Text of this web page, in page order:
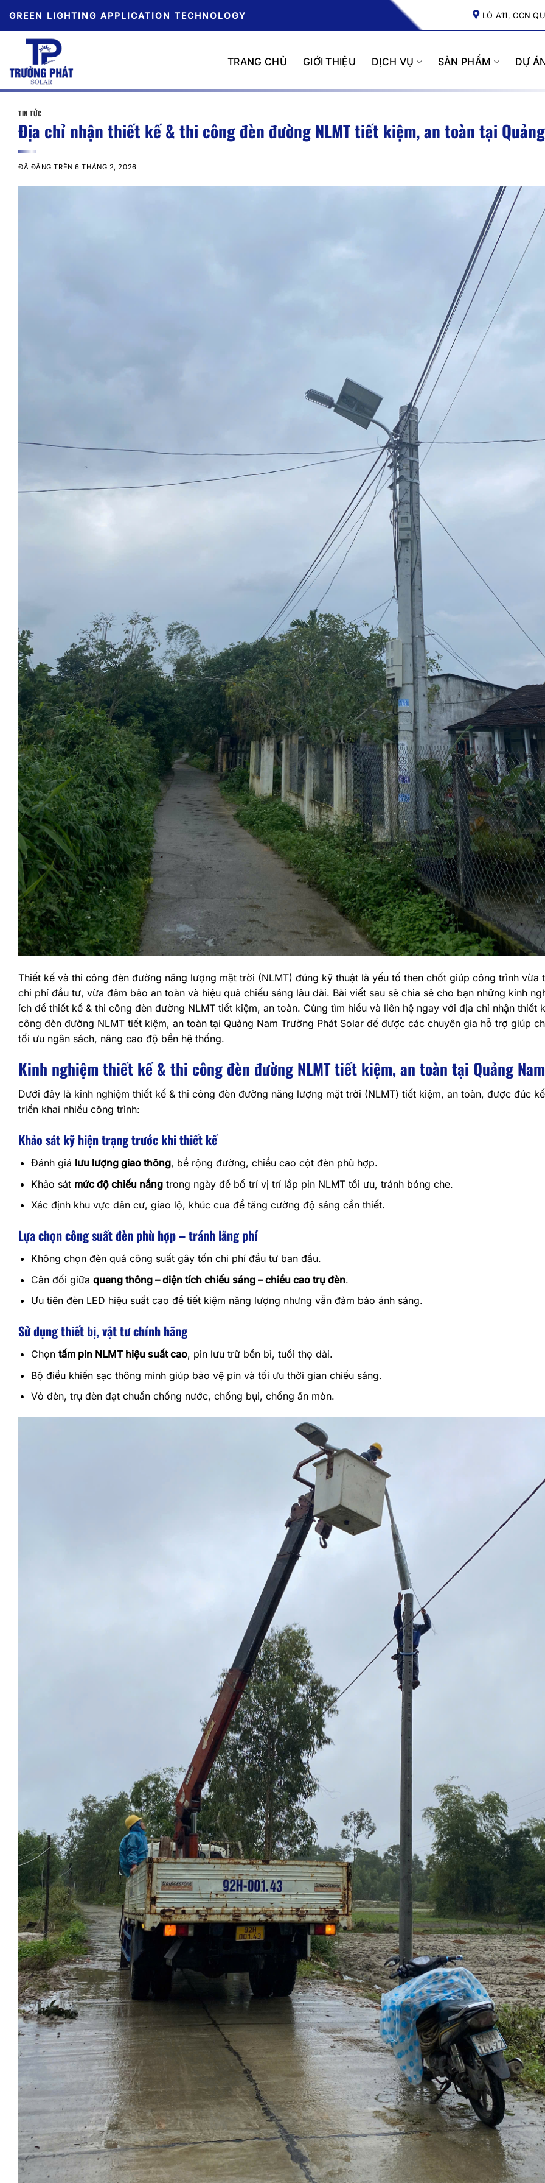
đến
GREEN LIGHTING APPLICATION TECHNOLOGY LÔ A11, CCN
TRANG CHỦ GIỚI THIỆU DỊCH VỤ SẢN PHẨM DỰ
TIN TỨC
Địa chỉ nhận thiết kế & thi công đèn đường NLMT tiết kiệm, an toàn tại
ĐÃ ĐĂNG TRÊN6 THÁNG 2, 2026
Thiết kế và thi công đèn đường năng lượng mặt trời (NLMT) đúng kỹ thuật là yếu tố then chốt giúp công trình vừa
chi phí đầu tư, vừa đảm bảo an toàn và hiệu quả chiếu sáng lâu dài. Bài viết sau sẽ chia sẻ cho bạn những kinh
ích để thiết kế & thi công đèn đường NLMT tiết kiệm, an toàn. Cùng tìm hiểu và liên hệ ngay với địa chỉ nhận thiết
công đèn đường NLMT tiết kiệm, an toàn tại Quảng Nam Trường Phát Solar để được các chuyên gia hỗ trợ giúp
tối ưu ngân sách, nâng cao độ bền hệ thống.
Kinh nghiệm thiết kế & thi công đèn đường NLMT tiết kiệm, an toàn tại Quảng Nam
Dưới đây là kinh nghiệm thiết kế & thi công đèn đường năng lượng mặt trời (NLMT) tiết kiệm, an toàn, được đúc
triển khai nhiều công trình:
Khảo sát kỹ hiện trạng trước khi thiết kế
Đánh giá lưu lượng giao thông, bề rộng đường, chiều cao cột đèn phù hợp.
Khảo sát mức độ chiếu nắngtrong ngày để bố trí vị trí lắp pin NLMT tối ưu, tránh bóng che.
Xác định khu vực dân cư, giao lộ, khúc cua để tăng cường độ sáng cần thiết.
Lựa chọn công suất đèn phù hợp – tránh lãng phí
Không chọn đèn quá công suất gây tốn chi phí đầu tư ban đầu.
Cân đối giữa quang thông – diện tích chiếu sáng – chiều cao trụ đèn.
Ưu tiên đèn LED hiệu suất cao để tiết kiệm năng lượng nhưng vẫn đảm bảo ánh sáng.
Sử dụng thiết bị, vật tư chính hãng
Chọn tấm pin NLMT hiệu suất cao, pin lưu trữ bền bỉ, tuổi thọ dài.
Bộ điều khiển sạc thông minh giúp bảo vệ pin và tối ưu thời gian chiếu sáng.
Vỏ đèn, trụ đèn đạt chuẩn chống nước, chống bụi, chống ăn mòn.